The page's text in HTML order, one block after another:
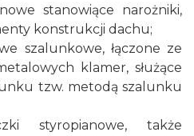
stanowiące narożniki,
konstrukcji dachu;
szalunkowe, łączone ze
klamer, służące
tzw. metodą szalunku
styropianowe, także